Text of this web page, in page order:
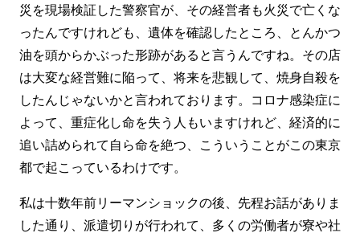
災を現場検証した警察官が、その経営者も火災で亡くな
ったんですけれども、遺体を確認したところ、とんかつ
油を頭からかぶった形跡があると言うんですね。その店
は大変な経営難に陥って、将来を悲観して、焼身自殺を
したんじゃないかと言われております。コロナ感染症に
よって、重症化し命を失う人もいますけれど、経済的に
追い詰められて自ら命を絶つ、こういうことがこの東京
都で起こっているわけです。
私は十数年前リーマンショックの後、先程お話がありま
した通り、派遣切りが行われて、多くの労働者が寮や社